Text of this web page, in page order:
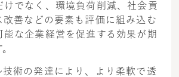
けでなく、環境負荷削減、社会貢
改善などの要素も評価に組み込む
能な企業経営を促進する効果が期
技術の発達により、より柔軟で透